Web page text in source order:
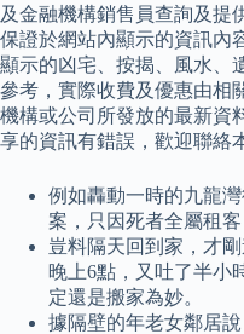
及金融機構銷售員查詢及提
保證於網站內顯示的資訊內
顯示的凶宅、按揭、風水、
參考，實際收費及優惠由相
機構或公司所發放的最新資
享的資訊有錯誤，歡迎聯絡
例如轟動一時的九龍
案，只因死者全屬租
豈料隔天回到家，才
晚上6點，又吐了半小
定還是搬家為妙。
據隔壁的年老女鄰居